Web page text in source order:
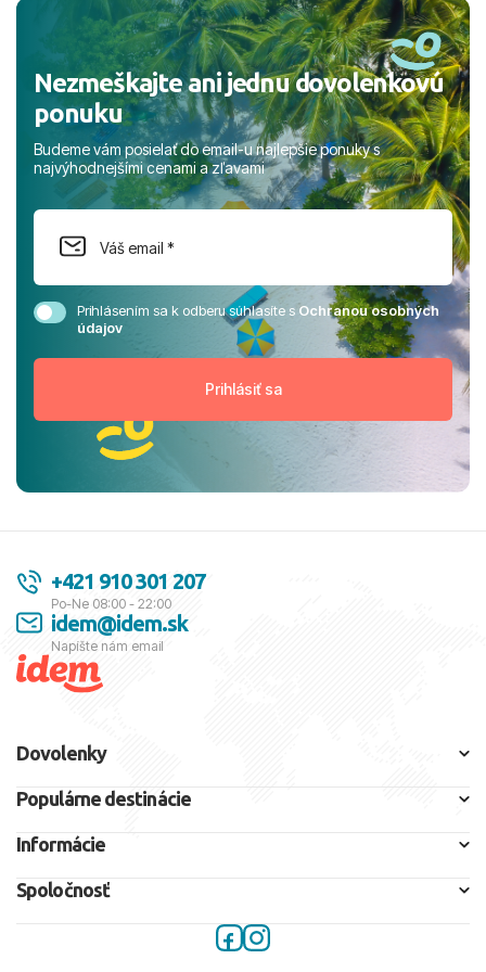
Nezmeškajte ani jednu dovolenkovú
ponuku
Budeme vám posielať do email-u najlepšie ponuky s
najvýhodnejšími cenami a zľavami
Prihlásením sa k odberu súhlasíte sOchranou osobných
údajov
+421 910 301 207
Po-Ne 08:00 - 22:00
idem@idem.sk
Napíšte nám email
Dovolenky
Populárne destinácie
Informácie
Spoločnosť